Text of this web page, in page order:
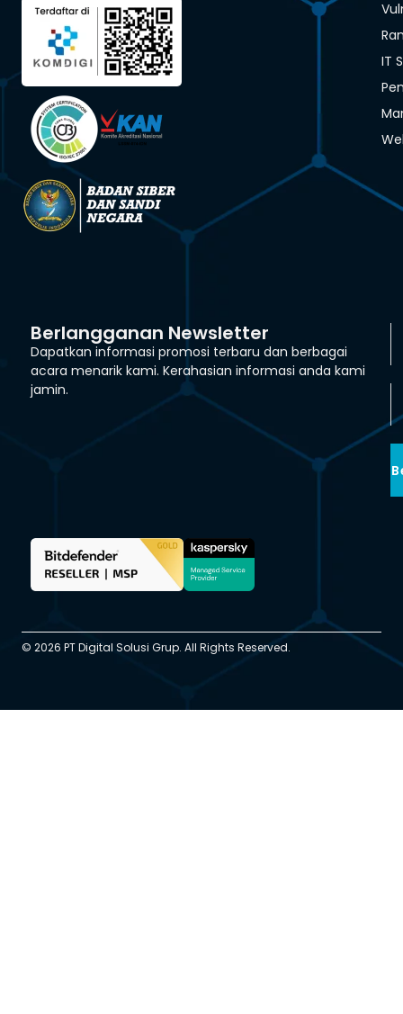
IT
Berlangganan Newsletter
Dapatkan informasi promosi terbaru dan berbagai
acara menarik kami. Kerahasian informasi anda kami
jamin.
© 2026 PT Digital Solusi Grup. All Rights Reserved.